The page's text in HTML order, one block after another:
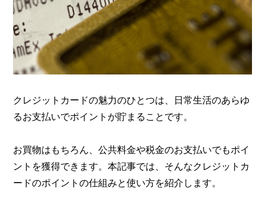
クレジットカードの魅力のひとつは、日常生活のあらゆ
るお支払いでポイントが貯まることです。
お買物はもちろん、公共料金や税金のお支払いでもポイ
ントを獲得できます。本記事では、そんなクレジットカ
ードのポイントの仕組みと使い方を紹介します。